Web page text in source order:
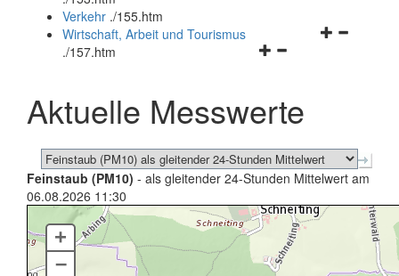
und
schließen
Verkehr ./155.htm
Navigationsmenü
schließen
Wirtschaft, Arbeit und Tourismus
./157.htm
Aktuelle Messwerte
Feinstaub (PM10) - als gleitender 24-Stunden Mittelwert am
06.08.2026 11:30
+
–